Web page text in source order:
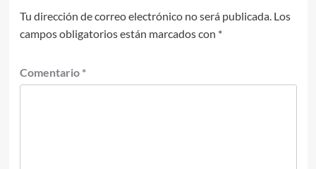
Tu dirección de correo electrónico no será publicada. Los
campos obligatorios están marcados con *
Comentario *